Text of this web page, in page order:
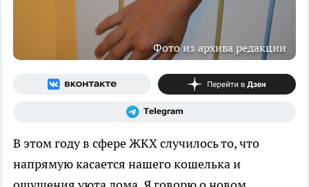
Фото из архива редакции
В этом году в сфере ЖКХ случилось то, что
напрямую касается нашего кошелька и